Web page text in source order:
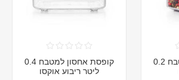
קופסת אחסון למטבח 0.2
קופסת אחסון למטבח 0.4
ליטר ריבוע אוקסו